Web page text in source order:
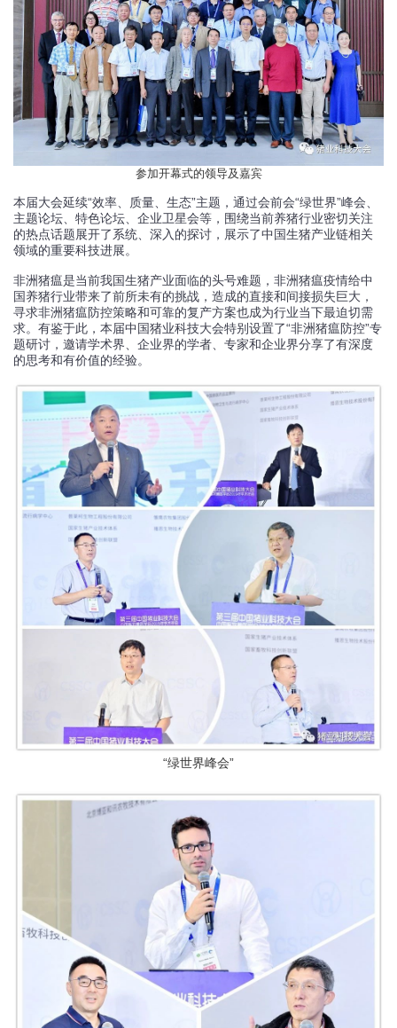
参加开幕式的领导及嘉宾
本届大会延续“效率、质量、生态”主题，通过会前会“绿世界”峰会、
主题论坛、特色论坛、企业卫星会等，围绕当前养猪行业密切关注
的热点话题展开了系统、深入的探讨，展示了中国生猪产业链相关
领域的重要科技进展。
非洲猪瘟是当前我国生猪产业面临的头号难题，非洲猪瘟疫情给中
国养猪行业带来了前所未有的挑战，造成的直接和间接损失巨大，
寻求非洲猪瘟防控策略和可靠的复产方案也成为行业当下最迫切需
求。有鉴于此，本届中国猪业科技大会特别设置了“非洲猪瘟防控”专
题研讨，邀请学术界、企业界的学者、专家和企业界分享了有深度
的思考和有价值的经验。
“绿世界峰会”